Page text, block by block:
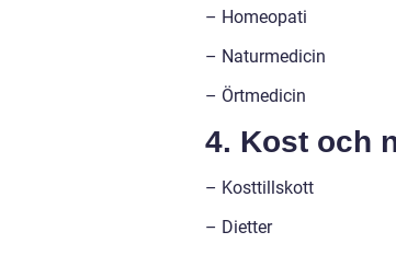
– Homeopati
– Naturmedicin
– Örtmedicin
4. Kost och
– Kosttillskott
– Dietter